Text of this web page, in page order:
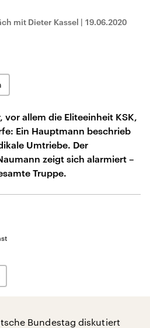
mit Dieter Kassel | 19.06.2020
vor allem die Eliteeinheit KSK,
Ein Hauptmann beschrieb
Umtriebe. Der
zeigt sich alarmiert –
Truppe.
Bundestag diskutiert